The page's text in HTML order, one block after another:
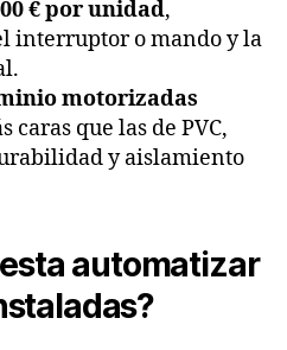
€ por unidad,
interruptor o mando y la
motorizadas
caras que las de PVC,
y aislamiento
automatizar